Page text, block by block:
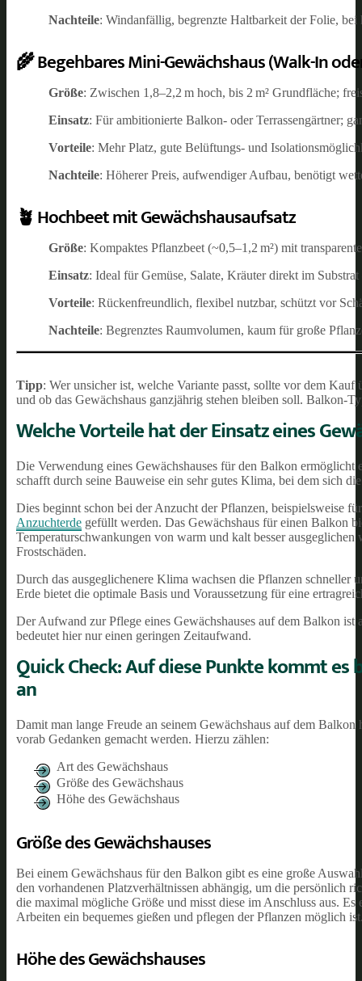
Nachteile: Windanfällig, begrenzte Haltbarkeit der Folie, bei
🌾 Begehbares Mini-Gewächshaus (Walk-In
Größe: Zwischen 1,8–2,2 m hoch, bis 2 m² Grundfläche;
Einsatz: Für ambitionierte Balkon- oder Terrassengärtner;
Vorteile: Mehr Platz, gute Belüftungs- und
Nachteile: Höherer Preis, aufwendiger Aufbau, benötigt
🪴 Hochbeet mit Gewächshausaufsatz
Größe: Kompaktes Pflanzbeet (~0,5–1,2 m²) mit
Einsatz: Ideal für Gemüse, Salate, Kräuter direkt im
Vorteile: Rückenfreundlich, flexibel nutzbar, schützt vor
Nachteile: Begrenztes Raumvolumen, kaum für große
Tipp: Wer unsicher ist, welche Variante passt, sollte vor dem
und ob das Gewächshaus ganzjährig stehen bleiben soll. Balkon-
Welche Vorteile hat der Einsatz eines
Die Verwendung eines Gewächshauses für den Balkon ermöglicht
schafft durch seine Bauweise ein sehr gutes Klima, bei dem sich
Dies beginnt schon bei der Anzucht der Pflanzen, beispielsweise
Anzuchterde gefüllt werden. Das Gewächshaus für einen Balkon
Temperaturschwankungen von warm und kalt besser
Frostschäden.
Durch das ausgeglichenere Klima wachsen die Pflanzen
Erde bietet die optimale Basis und Voraussetzung für eine
Der Aufwand zur Pflege eines Gewächshauses auf dem Balkon
bedeutet hier nur einen geringen Zeitaufwand.
Quick Check: Auf diese Punkte kommt
an
Damit man lange Freude an seinem Gewächshaus auf dem
vorab Gedanken gemacht werden. Hierzu zählen:
Art des Gewächshaus
Größe des Gewächshaus
Höhe des Gewächshaus
Größe des Gewächshauses
Bei einem Gewächshaus für den Balkon gibt es eine große
den vorhandenen Platzverhältnissen abhängig, um die persönlich
die maximal mögliche Größe und misst diese im Anschluss aus.
Arbeiten ein bequemes gießen und pflegen der Pflanzen möglich
Höhe des Gewächshauses